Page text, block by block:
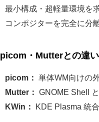
最小構成・超軽量環境を
コンポジターを完全に分
picom・Mutterとの違い
picom： 単体WM向けの
Mutter： GNOME Shell
KWin：
KDE Plasma 統